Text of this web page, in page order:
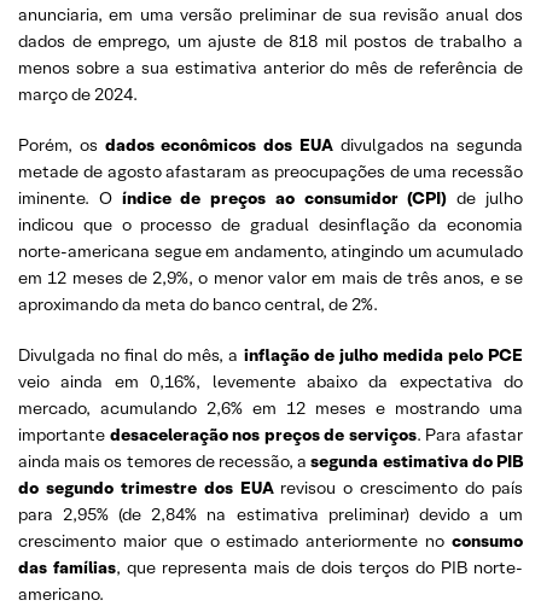
anunciaria, em uma versão preliminar de sua revisão anual dos
dados de emprego, um ajuste de 818 mil postos de trabalho a
menos sobre a sua estimativa anterior do mês de referência de
março de 2024.
Porém, os dados econômicos dos EUAdivulgados na segunda
metade de agosto afastaram as preocupações de uma recessão
iminente. O índice de preços ao consumidor (CPI) de julho
indicou que o processo de gradual desinflação da economia
norte-americana segue em andamento, atingindo um acumulado
em 12 meses de 2,9%, o menor valor em mais de três anos, e se
aproximando da meta do banco central, de 2%.
Divulgada no final do mês, a inflação de julho medida pelo PCE
veio ainda em 0,16%, levemente abaixo da expectativa do
mercado, acumulando 2,6% em 12 meses e mostrando uma
importante desaceleração nos preços de serviços. Para afastar
ainda mais os temores de recessão, asegunda estimativa do PIB
do segundo trimestre dos EUArevisou o crescimento do país
para 2,95% (de 2,84% na estimativa preliminar) devido a um
crescimento maior que o estimado anteriormente no consumo
das famílias, que representa mais de dois terços do PIB norte-
americano.